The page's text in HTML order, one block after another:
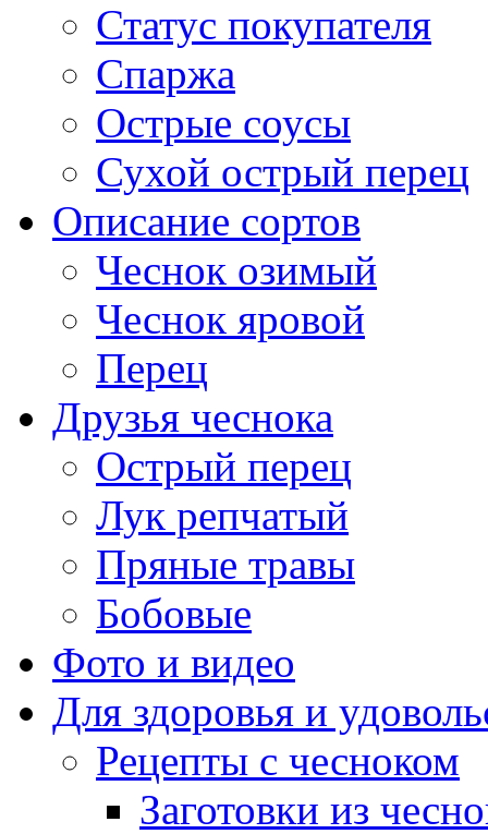
Статус покупателя
Спаржа
Острые соусы
Сухой острый перец
Описание сортов
Чеснок озимый
Чеснок яровой
Перец
Друзья чеснока
Острый перец
Лук репчатый
Пряные травы
Бобовые
Фото и видео
Для здоровья и
Рецепты с чесноком
Заготовки из